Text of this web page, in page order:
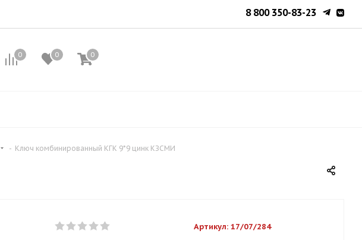
8 800 350-83-23
0 0 0
0
- Ключ комбинированный КГК 9*9 цинк КЗСМИ
Артикул: 17/07/284